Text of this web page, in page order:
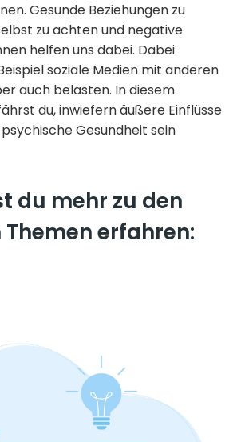
Gesunde Beziehungen zu
zu achten und negative
helfen uns dabei. Dabei
soziale Medien mit anderen
auch belasten. In diesem
du, inwiefern äußere Einflüsse
Gesundheit sein
du mehr zu den
erfahren: